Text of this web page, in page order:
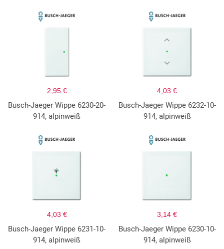
2,95 €
Busch-Jaeger Wippe 6230-20-
914, alpinweiß
4,03 €
Busch-Jaeger Wippe 6232-10-
914, alpinweiß
4,03 €
Busch-Jaeger Wippe 6231-10-
914, alpinweiß
3,14 €
Busch-Jaeger Wippe 6230-10-
914, alpinweiß